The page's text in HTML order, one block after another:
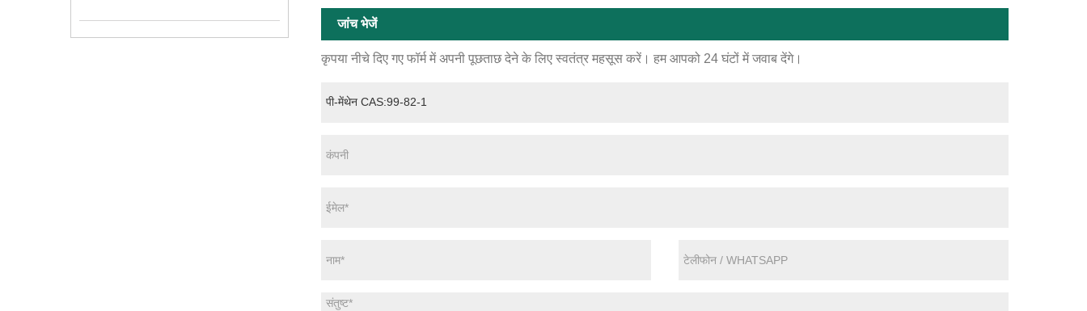
जांच भेजें
कृपया नीचे दिए गए फॉर्म में अपनी पूछताछ देने के लिए स्वतंत्र महसूस करें। हम आपको 24 घंटों में जवाब देंगे।